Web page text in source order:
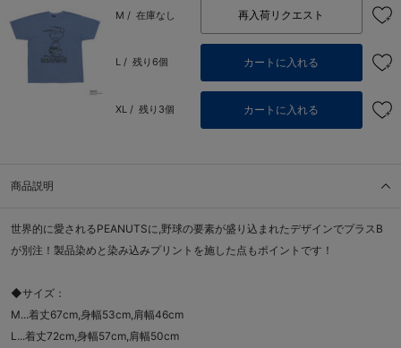
M / 在庫なし 再入荷リクエスト
L / 残り6個 カートに入れる
XL / 残り3個 カートに入れる
商品説明
世界的に愛されるPEANUTSに,野球の要素が盛り込まれたデザインでプラスB
が別注！製品染めと染み込みプリントを施した点もポイントです！
◆サイズ：
M...着丈67cm,身幅53cm,肩幅46cm
L...着丈72cm,身幅57cm,肩幅50cm